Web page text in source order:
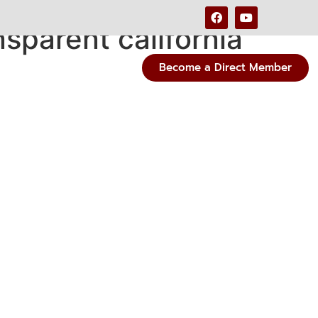
Become a Direct Member
california